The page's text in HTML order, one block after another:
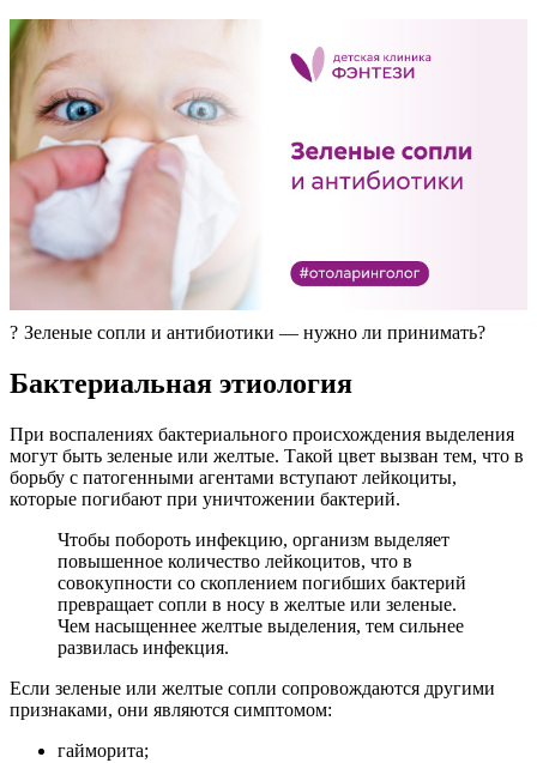
? Зеленые сопли и антибиотики — нужно ли принимать?
Бактериальная этиология
При воспалениях бактериального происхождения выделения
могут быть зеленые или желтые. Такой цвет вызван тем, что в
борьбу с патогенными агентами вступают лейкоциты,
которые погибают при уничтожении бактерий.
Чтобы побороть инфекцию, организм выделяет
повышенное количество лейкоцитов, что в
совокупности со скоплением погибших бактерий
превращает сопли в носу в желтые или зеленые.
Чем насыщеннее желтые выделения, тем сильнее
развилась инфекция.
Если зеленые или желтые сопли сопровождаются другими
признаками, они являются симптомом:
гайморита;